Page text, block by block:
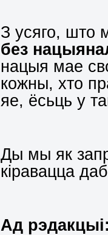
З усяго, што
без
нацыя мае
кожны, хто
яе, ёсьць у
Ды мы як
кiравацца
Ад